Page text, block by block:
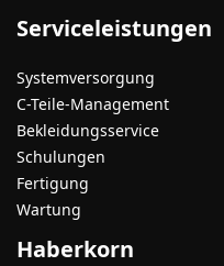
Serviceleistungen
Systemversorgung
C-Teile-Management
Bekleidungsservice
Schulungen
Fertigung
Wartung
Haberkorn